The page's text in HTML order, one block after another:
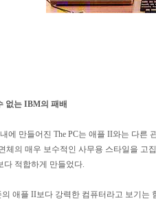
없는 IBM의 패배
에 만들어진 The PC는 애플 II와는 다른
체의 매우 보수적인 사무용 스타일을 고
다 적합하게 만들었다.
의 애플 II보다 강력한 컴퓨터라고 보기